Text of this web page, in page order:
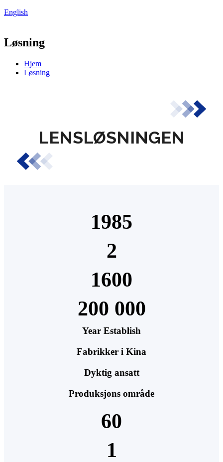
English
Løsning
Hjem
Løsning
LENSLØSNINGEN
1985
2
1600
200 000
Year Establish
Fabrikker i Kina
Dyktig ansatt
Produksjons område
60
1